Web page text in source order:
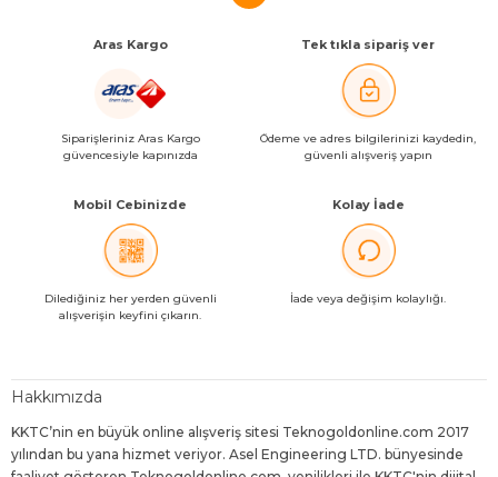
Aras Kargo
Siparişleriniz Aras Kargo
güvencesiyle kapınızda
Tek tıkla sipariş ver
Ödeme ve adres bilgilerinizi kaydedin,
güvenli alışveriş yapın
Mobil Cebinizde
Dilediğiniz her yerden güvenli
alışverişin keyfini çıkarın.
Kolay İade
İade veya değişim kolaylığı.
Hakkımızda
KKTC’nin en büyük online alışveriş sitesi Teknogoldonline.com 2017
yılından bu yana hizmet veriyor. Asel Engineering LTD. bünyesinde